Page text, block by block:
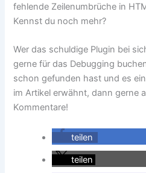
fehlende Zeilenumbrüche in
Kennst du noch mehr?
Wer das schuldige Plugin bei
gerne für das Debugging
schon gefunden hast und es
im Artikel erwähnt, dann gerne
Kommentare!
teilen
teilen